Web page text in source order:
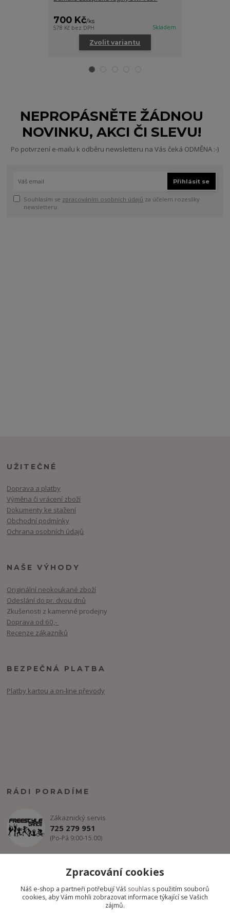
700 Kč/ks
578 Kč bez DPH Skladem
Zvolit variantu
NEPROPÁSNĚTE ŽÁDNOU
NOVINKU, AKCI ČI SLEVU!
Po potvrzení e-mailu k odběru newsletteru na Vás čeká ODMĚNA :-)
Přihlásit se
Souhlasím se zpracováním osobních údajů za účelem rozesílky
newsletteru.
UŽITEČNÉ
Doprava a platby
Výměna či vrácení zboží
Dokumenty ke stažení
Obchodní podmínky
Ochrana osobních údajů
NAŠE VÝHODY
Originální neokoukané zboží
Odeslání do pr. dvou dnů
Zkušenosti z kamenné prodejny
Doprava od 60,-
Recenze zákazníků
BEZPEČNÁ PLATBA
Platby kartou a on-line převody
RÁDI PORADÍME
Zákaznický servis
725 279 951
(Po-Pá 9:00-15.00)
Zpracování cookies
Náš e-shop a partneři potřebují Váš souhlas s použitím souborů
cookies, aby Vám mohli zobrazovat informace týkající se Vašich
zájmů.